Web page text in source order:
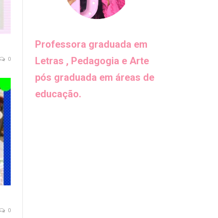
0
0
Professora graduada em
Letras , Pedagogia e Arte
pós graduada em áreas de
educação.